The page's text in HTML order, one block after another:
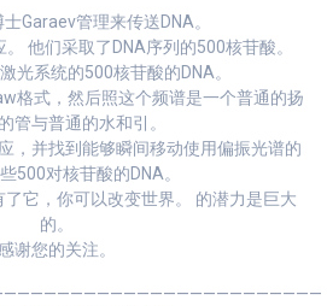
Garaev管理来传送DNA。
他们采取了DNA序列的500核苷酸。
光系统的500核苷酸的DNA。
格式，然后照这个频谱是一个普通的扬
管与普通的水和引。
，并找到能够瞬间移动使用偏振光谱的
500对核苷酸的DNA。
它，你可以改变世界。 的潜力是巨大
的。
感谢您的关注。